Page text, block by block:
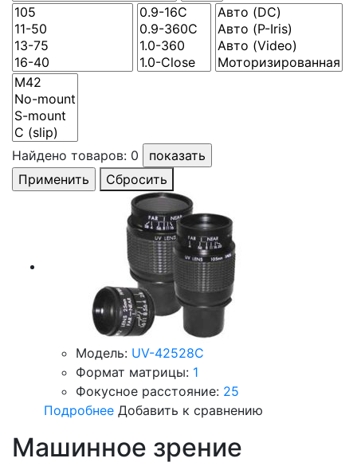
Найдено товаров: 0
Сбросить
Модель: UV-42528C
Формат матрицы: 1
Фокусное расстояние: 25
Подробнее Добавить к сравнению
Машинное зрение